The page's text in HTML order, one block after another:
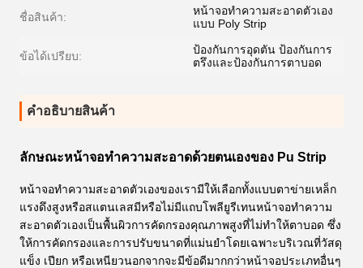
ชื่อสินค้า:
หน้าจอทำความสะอาดตัวเอง
แบบ Poly Strip
ข้อได้เปรียบ:
ป้องกันการอุดตัน ป้องกันการ
ตรึงและป้องกันการตาบอด
คําอธิบายสินค้า
ลักษณะหน้าจอทำความสะอาดด้วยตนเองของ Pu Strip
หน้าจอทำความสะอาดตัวเองของเรามีให้เลือกทั้งแบบตาข่ายเหล็ก
แรงดึงสูงหรือสแตนเลสมีหรือไม่มีแถบโพลียูรีเทนหน้าจอทำความ
สะอาดตัวเองเป็นพื้นผิวการคัดกรองคุณภาพสูงที่ไม่ทำให้ตาบอด ซึ่ง
ให้การคัดกรองและการปรับขนาดที่แม่นยำโดยเฉพาะบริเวณที่วัสดุ
แข็ง เปียก หรือเหนียวนอกจากจะมีข้อดีมากกว่าหน้าจอประเภทอื่นๆ